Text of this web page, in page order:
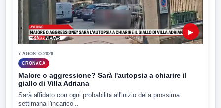
▶
7 AGOSTO 2026
CRONACA
Malore o aggressione? Sarà l'autopsia a chiarire il
giallo di Villa Adriana
Sarà affidato con ogni probabilità all'inizio della prossima
settimana l'incarico...